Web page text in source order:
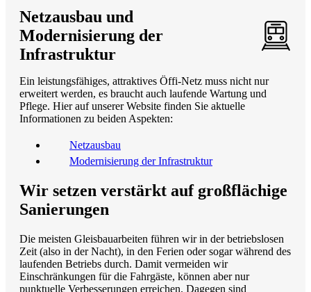
Netzausbau und
Modernisierung der
Infrastruktur
Ein leistungsfähiges, attraktives Öffi-Netz muss nicht nur
erweitert werden, es braucht auch laufende Wartung und
Pflege. Hier auf unserer Website finden Sie aktuelle
Informationen zu beiden Aspekten:
Netzausbau
Modernisierung der Infrastruktur
Wir setzen verstärkt auf großflächige
Sanierungen
Die meisten Gleisbauarbeiten führen wir in der betriebslosen
Zeit (also in der Nacht), in den Ferien oder sogar während des
laufenden Betriebs durch. Damit vermeiden wir
Einschränkungen für die Fahrgäste, können aber nur
punktuelle Verbesserungen erreichen. Dagegen sind